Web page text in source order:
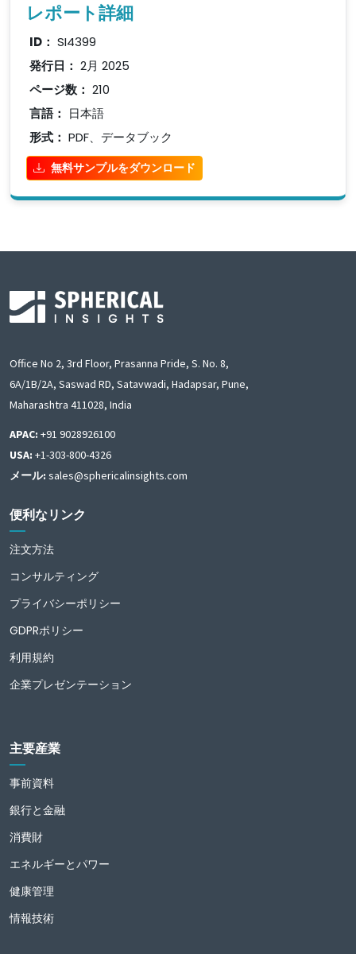
レポート詳細
ID： SI4399
発行日： 2月 2025
ページ数： 210
言語： 日本語
形式： PDF、データブック
無料サンプルをダウンロード
Office No 2, 3rd Floor, Prasanna Pride, S. No. 8,
6A/1B/2A, Saswad RD, Satavwadi, Hadapsar, Pune,
Maharashtra 411028, India
APAC: +91 9028926100
USA: +1-303-800-4326
メール: sales@sphericalinsights.com
便利なリンク
注文方法
コンサルティング
プライバシーポリシー
GDPRポリシー
利用規約
企業プレゼンテーション
主要産業
事前資料
銀行と金融
消費財
エネルギーとパワー
健康管理
情報技術